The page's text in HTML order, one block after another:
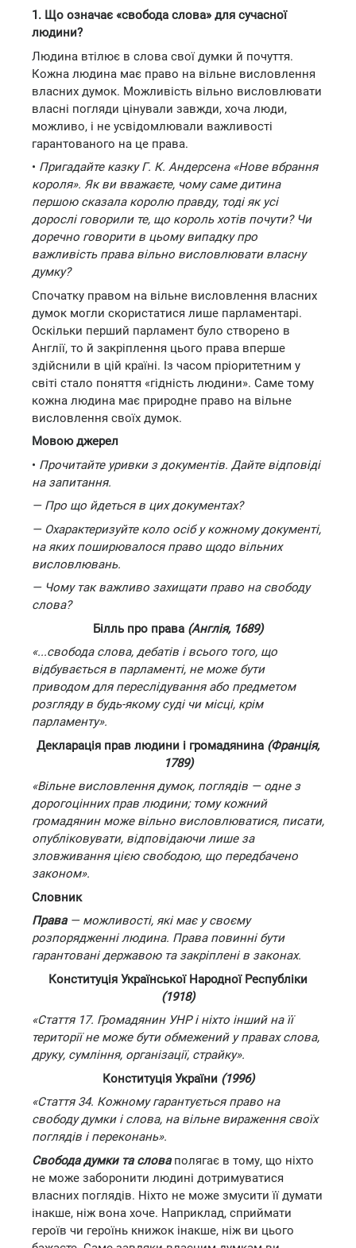
1. Що означає «свобода слова» для сучасної
людини?
Людина втілює в слова свої думки й почуття.
Кожна людина має право на вільне висловлення
власних думок. Можливість вільно висловлювати
власні погляди цінували завжди, хоча люди,
можливо, і не усвідомлювали важливості
гарантованого на це права.
• Пригадайте казку Г. К. Андерсена «Нове вбрання
короля». Як ви вважаєте, чому саме дитина
першою сказала королю правду, тоді як усі
дорослі говорили те, що король хотів почути? Чи
доречно говорити в цьому випадку про
важливість права вільно висловлювати власну
думку?
Спочатку правом на вільне висловлення власних
думок могли скористатися лише парламентарі.
Оскільки перший парламент було створено в
Англії, то й закріплення цього права вперше
здійснили в цій країні. Із часом пріоритетним у
світі стало поняття «гідність людини». Саме тому
кожна людина має природне право на вільне
висловлення своїх думок.
Мовою джерел
• Прочитайте уривки з документів. Дайте відповіді
на запитання.
— Про що йдеться в цих документах?
— Охарактеризуйте коло осіб у кожному документі,
на яких поширювалося право щодо вільних
висловлювань.
— Чому так важливо захищати право на свободу
слова?
Білль про права (Англія, 1689)
«...свобода слова, дебатів і всього того, що
відбувається в парламенті, не може бути
приводом для переслідування або предметом
розгляду в будь-якому суді чи місці, крім
парламенту».
Декларація прав людини і громадянина (Франція,
1789)
«Вільне висловлення думок, поглядів — одне з
дорогоцінних прав людини; тому кожний
громадянин може вільно висловлюватися, писати,
опубліковувати, відповідаючи лише за
зловживання цією свободою, що передбачено
законом».
Словник
Права— можливості, які має у своєму
розпорядженні людина. Права повинні бути
гарантовані державою та закріплені в законах.
Конституція Української Народної Республіки
(1918)
«Стаття 17. Громадянин УНР і ніхто інший на її
території не може бути обмежений у правах слова,
друку, сумління, організації, страйку».
Конституція України (1996)
«Стаття 34. Кожному гарантується право на
свободу думки і слова, на вільне вираження своїх
поглядів і переконань».
Свобода думки та слова полягає в тому, що ніхто
не може заборонити людині дотримуватися
власних поглядів. Ніхто не може змусити її думати
інакше, ніж вона хоче. Наприклад, сприймати
героїв чи героїнь книжок інакше, ніж ви цього